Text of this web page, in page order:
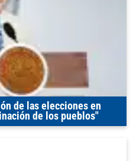
de las elecciones en
de los pueblos"